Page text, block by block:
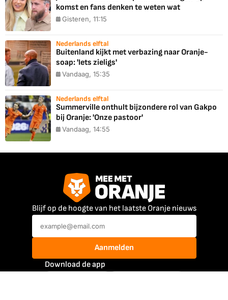
komst en fans denken te weten wat
Gisteren, 11:15
Nederlands elftal
Buitenland kijkt met verbazing naar Oranje-
soap: 'Iets zieligs'
Vandaag, 15:35
Nederlands elftal
Summerville onthult bijzondere rol van Gakpo
bij Oranje: 'Onze pastoor'
Vandaag, 14:55
Blijf op de hoogte van het laatste Oranje nieuws
Aanmelden
Download de app